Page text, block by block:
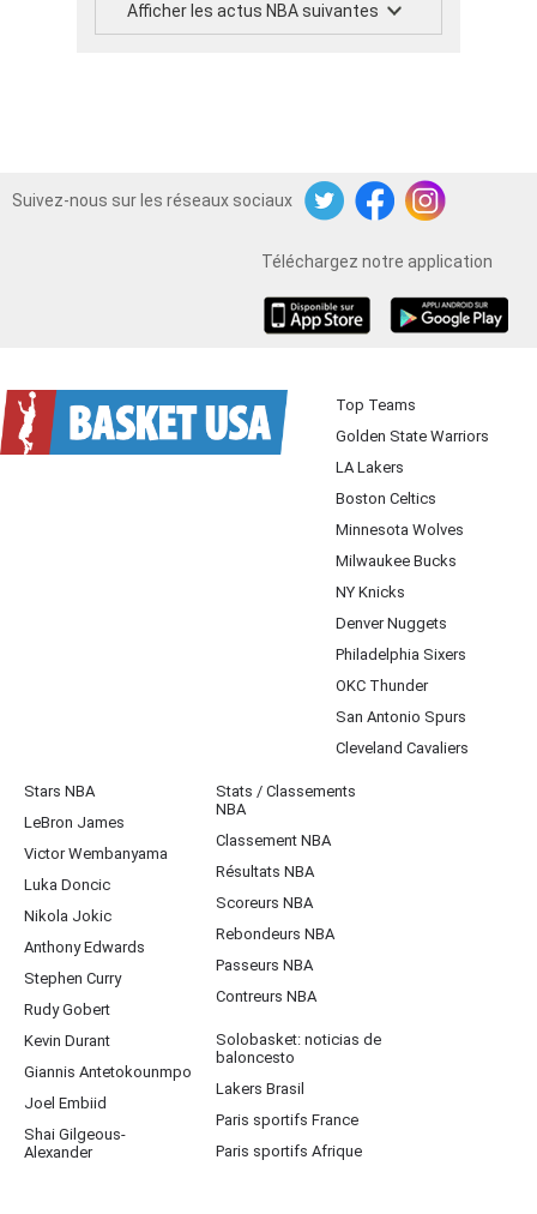
Afficher les actus NBA suivantes
Suivez-nous sur les réseaux sociaux
TwitterFacebookInstagram
Téléchargez notre application
Top Teams
Golden State Warriors
LA Lakers
Boston Celtics
Minnesota Wolves
Milwaukee Bucks
NY Knicks
Denver Nuggets
Philadelphia Sixers
OKC Thunder
San Antonio Spurs
Cleveland Cavaliers
Stars NBA
LeBron James
Victor Wembanyama
Luka Doncic
Nikola Jokic
Anthony Edwards
Stephen Curry
Rudy Gobert
Kevin Durant
Giannis Antetokounmpo
Joel Embiid
Shai Gilgeous-
Alexander
Stats / Classements
NBA
Classement NBA
Résultats NBA
Scoreurs NBA
Rebondeurs NBA
Passeurs NBA
Contreurs NBA
Solobasket: noticias de
baloncesto
Lakers Brasil
Paris sportifs France
Paris sportifs Afrique